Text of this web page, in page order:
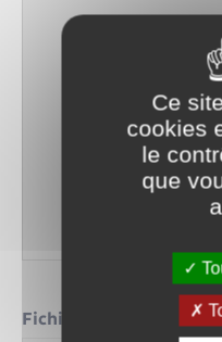
Fichier
Ce
cookies
le
que